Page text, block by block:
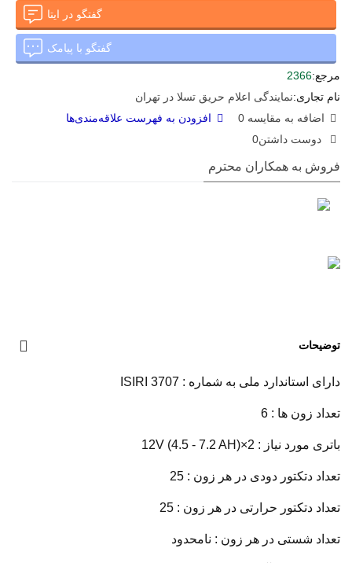
گفتگو در ایتا
گفتگو با پیامک
مرجع:2366
نام تجاری:نمایندگی اعلام حریق تسلا در تهران
اضافه به مقایسه 0
افزودن به فهرست علاقه‌مندی‌ها
دوست داشتن0
فروش به همکاران محترم
توضیحات
دارای استاندارد ملی به شماره : ISIRI 3707
تعداد زون ها : 6
باتری مورد نیاز : 2×12V (4.5 - 7.2 AH)
تعداد دتکتور دودی در هر زون : 25
تعداد دتکتور حرارتی در هر زون : 25
تعداد شستی در هر زون : نامحدود